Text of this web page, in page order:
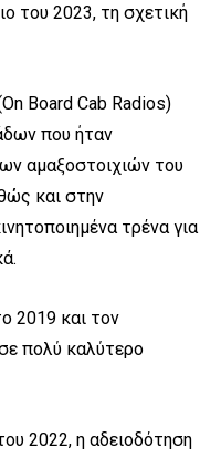
του 2023, τη σχετική
Board Cab Radios)
που ήταν
αμαξοστοιχιών του
και στην
τρένα για
2019 και τον
πολύ καλύτερο
2022, η αδειοδότηση